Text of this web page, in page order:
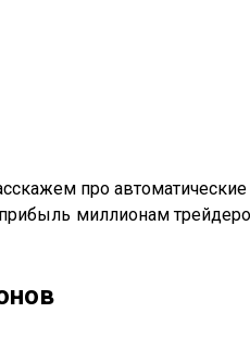
про
миллионам